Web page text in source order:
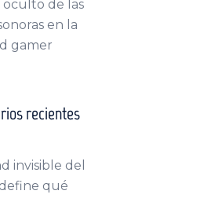
oculto de las
en la
gamer
recientes
invisible del
qué